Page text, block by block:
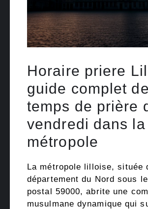
Horaire priere
guide complet
temps de prière
vendredi dans la
métropole
La métropole lilloise, située
département du Nord sous
postal 59000, abrite une
musulmane dynamique qui